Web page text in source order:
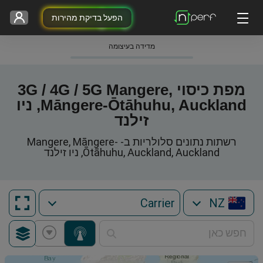
הפעל בדיקת מהירות
מדידה בעיצומה
מפת כיסוי 3G / 4G / 5G Mangere,
Māngere-Ōtāhuhu, Auckland, ניו
זילנד
רשתות נתונים סלולריות ב- Mangere, Māngere-
Ōtāhuhu, Auckland, Auckland, ניו זילנד
NZ